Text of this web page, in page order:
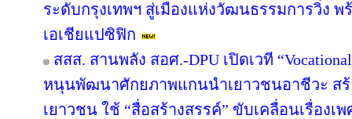
ระดับกรุงเทพฯ สู่เมืองแห่งวัฒนธรรมการวิ่ง พ
เอเชียแปซิฟิก
สสส. สานพลัง สอศ.-DPU เปิดเวที “Vocational
หนุนพัฒนาศักยภาพแกนนำเยาวชนอาชีวะ ส
เยาวชน ใช้ “สื่อสร้างสรรค์” ขับเคลื่อนเรื่องเ